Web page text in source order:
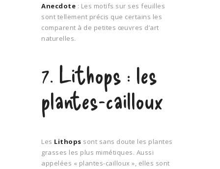
Anecdote : Les motifs sur ses feuilles
sont tellement précis que certains les
comparent à de petites œuvres d’art
naturelles.
7. Lithops : les
plantes-cailloux
Les Lithops sont sans doute les plantes
grasses les plus mimétiques. Aussi
appelées « plantes-cailloux », elles sont